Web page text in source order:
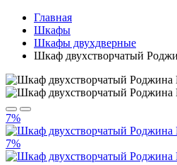
Главная
Шкафы
Шкафы двухдверные
Шкаф двухстворчатый
7%
7%